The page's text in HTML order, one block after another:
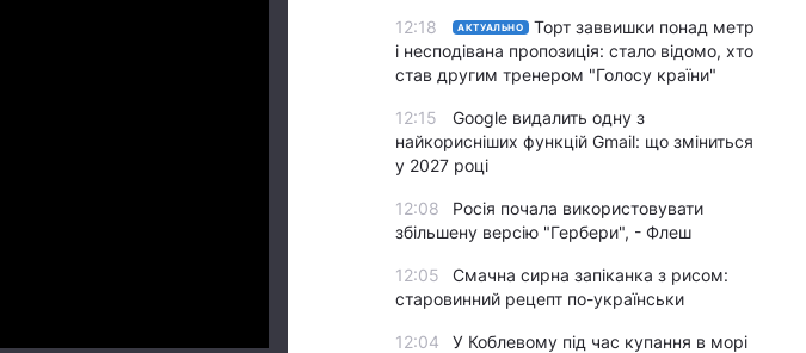
12:18 АКТУАЛЬНО
Торт заввишки понад метр
і несподівана пропозиція: стало відомо, хто
став другим тренером "Голосу країни"
12:15
Google видалить одну з
найкорисніших функцій Gmail: що зміниться
у 2027 році
12:08
Росія почала використовувати
збільшену версію "Гербери", - Флеш
12:05
Смачна сирна запіканка з рисом:
старовинний рецепт по-українськи
12:04
У Коблевому під час купання в морі